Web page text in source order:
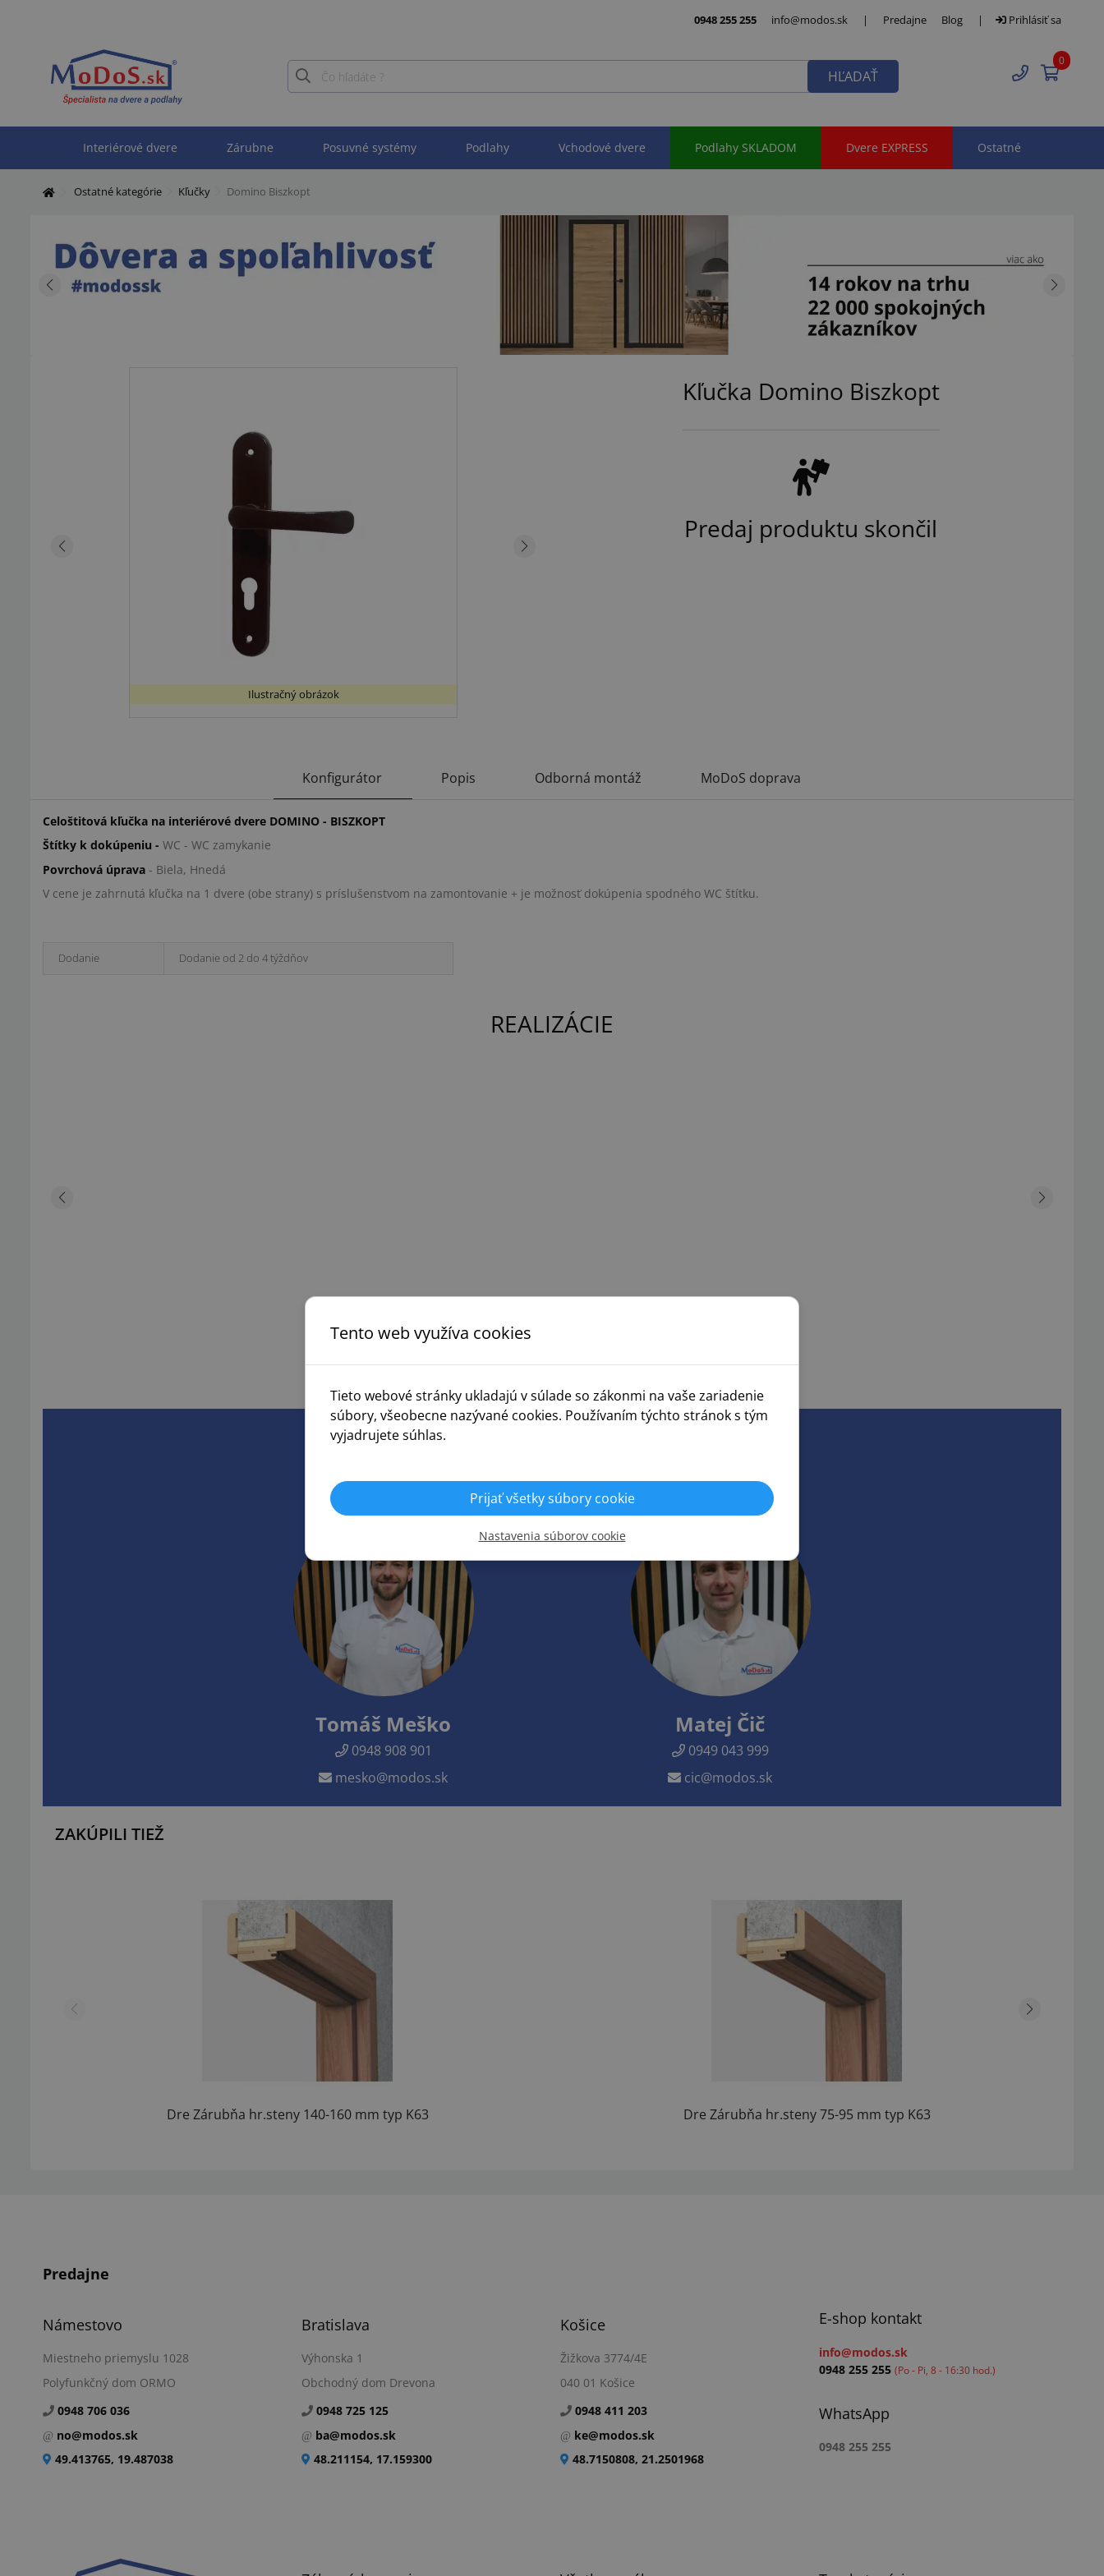
0948 255 255 info@modos.sk | Predajne Blog | Prihlásiť sa
HĽADAŤ
0
Interiérové dvere Zárubne Posuvné systémy Podlahy Vchodové dvere Podlahy SKLADOM Dvere EXPRESS Ostatné
Ostatné kategórie Kľučky Domino Biszkopt
Ilustračný obrázok
Kľučka Domino Biszkopt
Predaj produktu skončil
Konfigurátor Popis Odborná montáž MoDoS doprava
Celoštitová kľučka na interiérové dvere DOMINO - BISZKOPT
Štítky k dokúpeniu - WC - WC zamykanie
Povrchová úprava - Biela, Hnedá
V cene je zahrnutá kľučka na 1 dvere (obe strany) s príslušenstvom na zamontovanie + je možnosť dokúpenia spodného WC štítku.
Dodanie Dodanie od 2 do 4 týždňov
REALIZÁCIE
Neváhajte sa na nás obrátiť !
Tomáš Meško
0948 908 901
mesko@modos.sk
Matej Čič
0949 043 999
cic@modos.sk
ZAKÚPILI TIEŽ
Dre Zárubňa hr.steny 140-160 mm typ K63 Dre Zárubňa hr.steny 75-95 mm typ K63
Predajne
Námestovo
Miestneho priemyslu 1028
Polyfunkčný dom ORMO
0948 706 036
no@modos.sk
49.413765, 19.487038
Bratislava
Výhonska 1
Obchodný dom Drevona
0948 725 125
ba@modos.sk
48.211154, 17.159300
Košice
Žižkova 3774/4E
040 01 Košice
0948 411 203
ke@modos.sk
48.7150808, 21.2501968
E-shop kontakt
info@modos.sk
0948 255 255 (Po - Pi, 8 - 16:30 hod.)
WhatsApp
0948 255 255
Tento web využíva cookies
Tieto webové stránky ukladajú v súlade so zákonmi na vaše zariadenie
súbory, všeobecne nazývané cookies. Používaním týchto stránok s tým
vyjadrujete súhlas.
Prijať všetky súbory cookie
Nastavenia súborov cookie